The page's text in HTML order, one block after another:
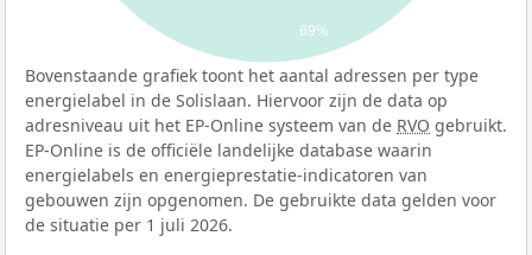
69%
Bovenstaande grafiek toont het aantal adressen per type
energielabel in de Solislaan. Hiervoor zijn de data op
adresniveau uit het EP-Online systeem van de RVO gebruikt.
EP-Online is de officiële landelijke database waarin
energielabels en energieprestatie-indicatoren van
gebouwen zijn opgenomen. De gebruikte data gelden voor
de situatie per 1 juli 2026.